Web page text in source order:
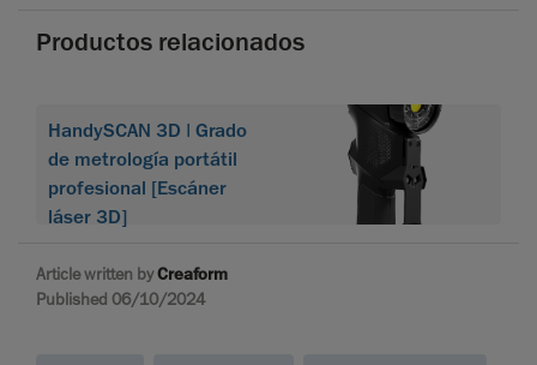
Productos relacionados
HandySCAN 3D | Grado
de metrología portátil
profesional [Escáner
láser 3D]
Article written byCreaform
Published 06/10/2024